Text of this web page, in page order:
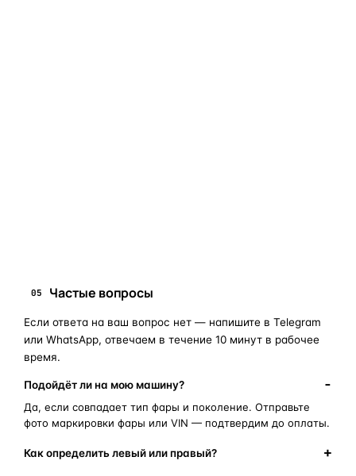
05 Частые вопросы
Если ответа на ваш вопрос нет — напишите в Telegram
или WhatsApp, отвечаем в течение 10 минут в рабочее
время.
Подойдёт ли на мою машину?
Да, если совпадает тип фары и поколение. Отправьте
фото маркировки фары или VIN — подтвердим до оплаты.
Как определить левый или правый?